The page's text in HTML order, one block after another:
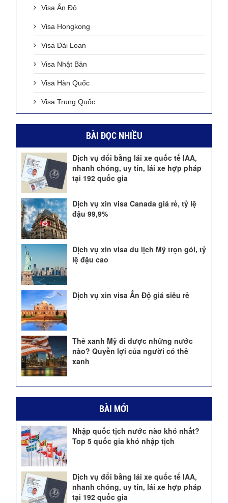
Visa Ấn Độ
Visa Hongkong
Visa Đài Loan
Visa Nhật Bản
Visa Hàn Quốc
Visa Trung Quốc
BÀI ĐỌC NHIỀU
Dịch vụ đổi bằng lái xe quốc tế IAA,
nhanh chóng, uy tín, lái xe hợp pháp
tại 192 quốc gia
Dịch vụ xin visa Canada giá rẻ, tỷ lệ
đậu 99,9%
Dịch vụ xin visa du lịch Mỹ trọn gói, tỷ
lệ đậu cao
Dịch vụ xin visa Ấn Độ giá siêu rẻ
Thẻ xanh Mỹ đi được những nước
nào? Quyền lợi của người có thẻ
xanh
BÀI MỚI
Nhập quốc tịch nước nào khó nhất?
Top 5 quốc gia khó nhập tịch
Dịch vụ đổi bằng lái xe quốc tế IAA,
nhanh chóng, uy tín, lái xe hợp pháp
tại 192 quốc gia